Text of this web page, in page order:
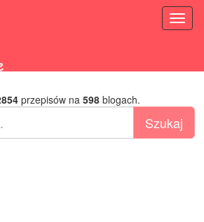
przepisów na 598blogach.